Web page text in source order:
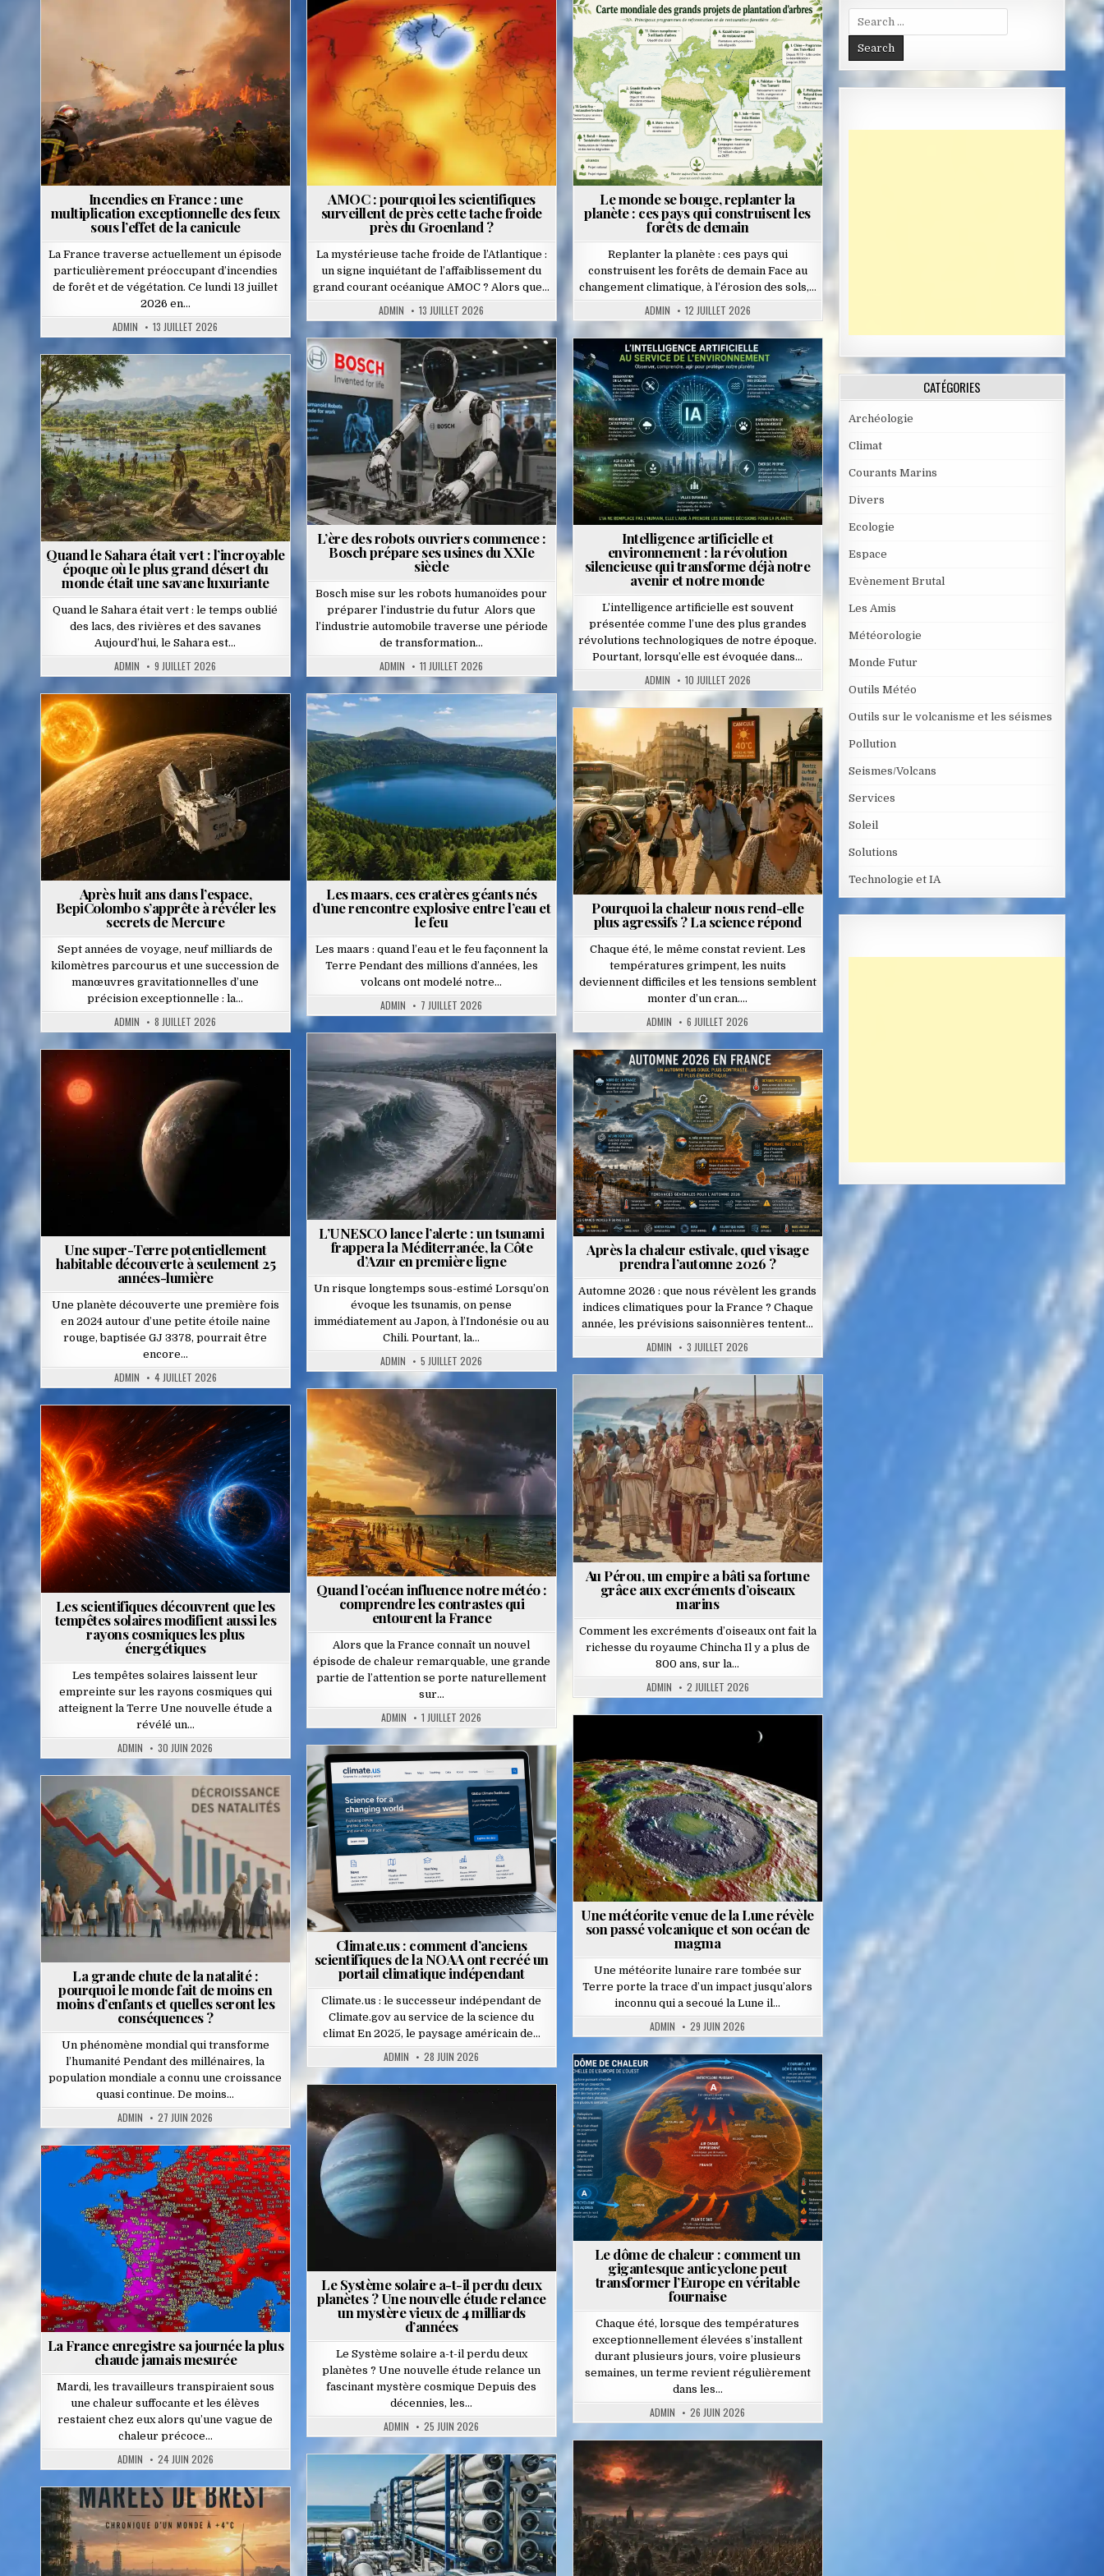
Incendies en France : une
multiplication exceptionnelle des feux
sous l’effet de la canicule
La France traverse actuellement un épisode
particulièrement préoccupant d’incendies
de forêt et de végétation. Ce lundi 13 juillet
2026 en…
ADMIN 13 JUILLET 2026
Posted
in
AMOC : pourquoi les scientifiques
surveillent de près cette tache froide
près du Groenland ?
La mystérieuse tache froide de l’Atlantique :
un signe inquiétant de l’affaiblissement du
grand courant océanique AMOC ? Alors que…
ADMIN 13 JUILLET 2026
Posted
in
Le monde se bouge, replanter la
planète : ces pays qui construisent les
forêts de demain
Replanter la planète : ces pays qui
construisent les forêts de demain Face au
changement climatique, à l’érosion des sols,…
ADMIN 12 JUILLET 2026
Posted
in
L’ère des robots ouvriers commence :
Bosch prépare ses usines du XXIe
siècle
Bosch mise sur les robots humanoïdes pour
préparer l’industrie du futur Alors que
l’industrie automobile traverse une période
de transformation…
ADMIN 11 JUILLET 2026
Posted
in
Intelligence artificielle et
environnement : la révolution
silencieuse qui transforme déjà notre
avenir et notre monde
L’intelligence artificielle est souvent
présentée comme l’une des plus grandes
révolutions technologiques de notre époque.
Pourtant, lorsqu’elle est évoquée dans…
ADMIN 10 JUILLET 2026
Posted
in
Quand le Sahara était vert : l’incroyable
époque où le plus grand désert du
monde était une savane luxuriante
Quand le Sahara était vert : le temps oublié
des lacs, des rivières et des savanes
Aujourd’hui, le Sahara est…
ADMIN 9 JUILLET 2026
Posted
in
Après huit ans dans l’espace,
BepiColombo s’apprête à révéler les
secrets de Mercure
Sept années de voyage, neuf milliards de
kilomètres parcourus et une succession de
manœuvres gravitationnelles d’une
précision exceptionnelle : la…
ADMIN 8 JUILLET 2026
Posted
Les maars, ces cratères géants nés
d’une rencontre explosive entre l’eau et
le feu
Les maars : quand l’eau et le feu façonnent la
Terre Pendant des millions d’années, les
volcans ont modelé notre…
ADMIN 7 JUILLET 2026
Posted
in
Pourquoi la chaleur nous rend-elle
plus agressifs ? La science répond
Chaque été, le même constat revient. Les
températures grimpent, les nuits
deviennent difficiles et les tensions semblent
monter d’un cran….
ADMIN 6 JUILLET 2026
Posted
in
L’UNESCO lance l’alerte : un tsunami
frappera la Méditerranée, la Côte
d’Azur en première ligne
Un risque longtemps sous-estimé Lorsqu’on
évoque les tsunamis, on pense
immédiatement au Japon, à l’Indonésie ou au
Chili. Pourtant, la…
ADMIN 5 JUILLET 2026
Posted
Une super-Terre potentiellement
habitable découverte à seulement 25
années-lumière
Une planète découverte une première fois
en 2024 autour d’une petite étoile naine
rouge, baptisée GJ 3378, pourrait être
encore…
ADMIN 4 JUILLET 2026
Posted
in
Après la chaleur estivale, quel visage
prendra l’automne 2026 ?
Automne 2026 : que nous révèlent les grands
indices climatiques pour la France ? Chaque
année, les prévisions saisonnières tentent…
ADMIN 3 JUILLET 2026
Posted
in
Au Pérou, un empire a bâti sa fortune
grâce aux excréments d’oiseaux
marins
Comment les excréments d’oiseaux ont fait la
richesse du royaume Chincha Il y a plus de
800 ans, sur la…
ADMIN 2 JUILLET 2026
Posted
in
Quand l’océan influence notre météo :
comprendre les contrastes qui
entourent la France
Alors que la France connaît un nouvel
épisode de chaleur remarquable, une grande
partie de l’attention se porte naturellement
sur…
ADMIN 1 JUILLET 2026
Posted
in
Les scientifiques découvrent que les
tempêtes solaires modifient aussi les
rayons cosmiques les plus
énergétiques
Les tempêtes solaires laissent leur
empreinte sur les rayons cosmiques qui
atteignent la Terre Une nouvelle étude a
révélé un…
ADMIN 30 JUIN 2026
in
Une météorite venue de la Lune révèle
son passé volcanique et son océan de
magma
Une météorite lunaire rare tombée sur
Terre porte la trace d’un impact jusqu’alors
inconnu qui a secoué la Lune il…
ADMIN 29 JUIN 2026
Posted
in
Climate.us : comment d’anciens
scientifiques de la NOAA ont recréé un
portail climatique indépendant
Climate.us : le successeur indépendant de
Climate.gov au service de la science du
climat En 2025, le paysage américain de…
ADMIN 28 JUIN 2026
Posted
in
La grande chute de la natalité :
pourquoi le monde fait de moins en
moins d’enfants et quelles seront les
conséquences ?
Un phénomène mondial qui transforme
l’humanité Pendant des millénaires, la
population mondiale a connu une croissance
quasi continue. De moins…
ADMIN 27 JUIN 2026
Posted
in
Le dôme de chaleur : comment un
gigantesque anticyclone peut
transformer l’Europe en véritable
fournaise
Chaque été, lorsque des températures
exceptionnellement élevées s’installent
durant plusieurs jours, voire plusieurs
semaines, un terme revient régulièrement
dans les…
ADMIN 26 JUIN 2026
Posted
Le Système solaire a-t-il perdu deux
planètes ? Une nouvelle étude relance
un mystère vieux de 4 milliards
d’années
Le Système solaire a-t-il perdu deux
planètes ? Une nouvelle étude relance un
fascinant mystère cosmique Depuis des
décennies, les…
ADMIN 25 JUIN 2026
Posted
La France enregistre sa journée la plus
chaude jamais mesurée
Mardi, les travailleurs transpiraient sous
une chaleur suffocante et les élèves
restaient chez eux alors qu’une vague de
chaleur précoce…
ADMIN 24 JUIN 2026
Posted
Posted
in
Posted
in
Search
for:
CATÉGORIES
Archéologie
Climat
Courants Marins
Divers
Ecologie
Espace
Evènement Brutal
Les Amis
Météorologie
Monde Futur
Outils Météo
Outils sur le volcanisme et les séismes
Pollution
Seismes/Volcans
Services
Soleil
Solutions
Technologie et IA